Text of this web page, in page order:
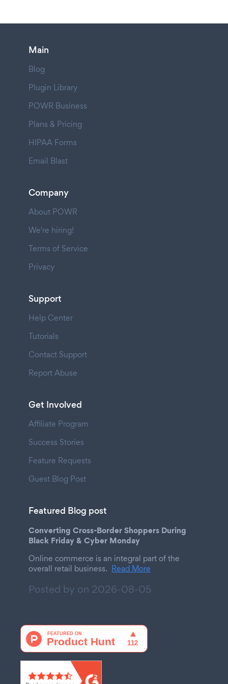
Main
Blog
Plugin Library
POWR Business
Plans & Pricing
HIPAA Forms
Email Blast
Company
About POWR
We're hiring!
Terms of Service
Privacy
Support
Help Center
Tutorials
Contact Support
Report Abuse
Get Involved
Affiliate Program
Success Stories
Feature Requests
Guest Blog Post
Featured Blog post
Converting Cross-Border Shoppers During
Black Friday & Cyber Monday
Online commerce is an integral part of the
overall retail business. Read More
Posted by on 2026-08-05